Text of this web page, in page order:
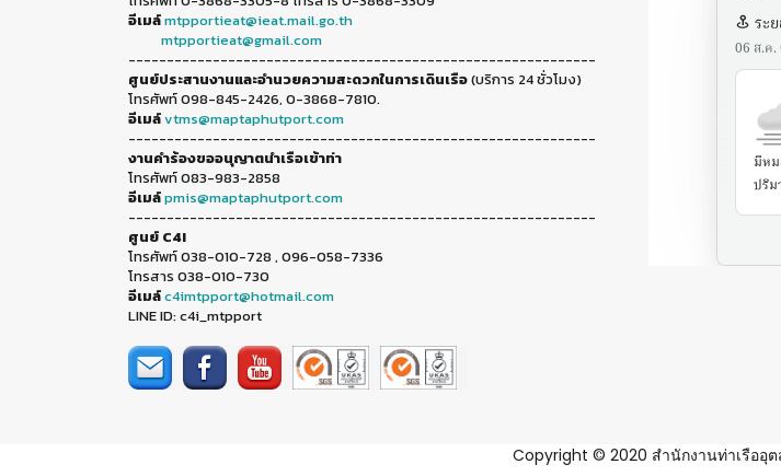
อีเมล์mtpportieat@ieat.mail.go.th
mtpportieat@gmail.com
-------------------------------------------------------------
ศูนย์ประสานงานและอำนวยความสะดวกในการเดินเรือ(บริการ 24 ชั่วโมง)
โทรศัพท์ 098-845-2426, 0-3868-7810.
อีเมล์vtms@maptaphutport.com
-------------------------------------------------------------
งานคำร้องขออนุญาตนำเรือเข้าท่า
โทรศัพท์ 083-983-2858
อีเมล์pmis@maptaphutport.com
-------------------------------------------------------------
ศูนย์ C4I
โทรศัพท์ 038-010-728 , 096-058-7336
โทรสาร 038-010-730
อีเมล์c4imtpport@hotmail.com
LINE ID: c4i_mtpport
Copyright © 2020 สำนักงานท่าเรืออุ